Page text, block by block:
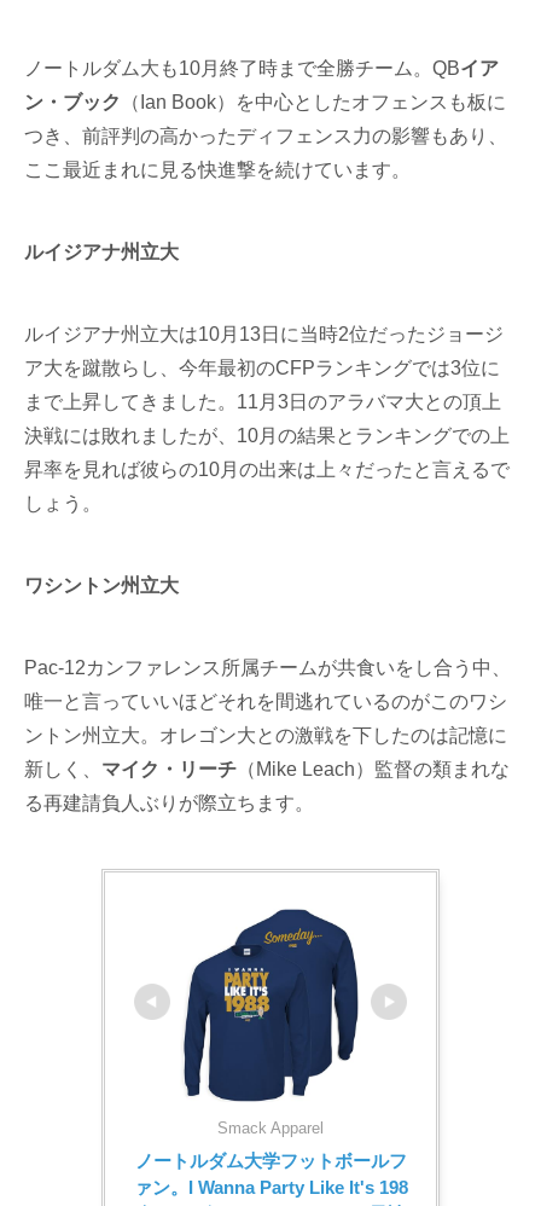
ノートルダム大も10月終了時まで全勝チーム。QBイア
ン・ブック
（Ian Book）を中心としたオフェンスも板に
つき、前評判の高かったディフェンス力の影響もあり、
ここ最近まれに見る快進撃を続けています。
ルイジアナ州立大
ルイジアナ州立大は10月13日に当時2位だったジョージ
ア大を蹴散らし、今年最初のCFPランキングでは3位に
まで上昇してきました。11月3日のアラバマ大との頂上
決戦には敗れましたが、10月の結果とランキングでの上
昇率を見れば彼らの10月の出来は上々だったと言えるで
しょう。
ワシントン州立大
Pac-12カンファレンス所属チームが共食いをし合う中、
唯一と言っていいほどそれを間逃れているのがこのワシ
ントン州立大。オレゴン大との激戦を下したのは記憶に
新しく、 マイク・リーチ （Mike Leach）監督の類まれな
る再建請負人ぶりが際立ちます。
Smack Apparel
ノートルダム大学フットボールフ
ァン。I Wanna Party Like It's 198